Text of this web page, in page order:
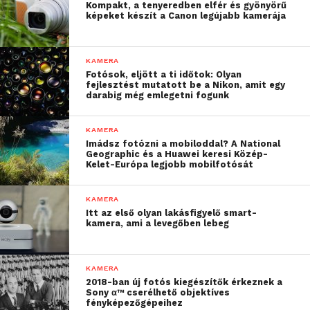
gyors mozgású objektumok esetén is.
A kompakt fényképezőgépek piacán először az
RX100 VII
tartalmazza a Valós idejű követés és a
Valós idejű Eye AF funkciókat. A Valós idejű követés a
Sony legújabb algoritmusán alapul, amely
mesterséges intelligencia alapú objektum
felismerésével teszi lehetővé a tárgyak pontos
megörökítését, akár az érintőpanel, akár a hátsó
kijelző segítségével. A Valós idejű Eye AF, a Sony
elismert technológiájának legújabb verziója, amely
szintén mesterséges intelligencia alapú objektum
felismerést alkalmaz, hogy valós időben felderítse és
feldolgozza a szemadatokat, ezáltal pontosabb, és
gyorsabb követési teljesítményre képes. AzEye AF
emberi és állativii témák esetén is segíti a fotóst,
hogy neki kizárólag a kompozícióra kell
fókuszálnia[xiv].
Kompakt, a tenyeredben elfér és gyönyörű
képeket készít a Canon legújabb kamerája
KAMERA
Fotósok, eljött a ti időtok: Olyan
fejlesztést mutatott be a Nikon, amit egy
darabig még emlegetni fogunk
KAMERA
Imádsz fotózni a mobiloddal? A National
Geographic és a Huawei keresi Közép-
Kelet-Európa legjobb mobilfotósát
KAMERA
Itt az első olyan lakásfigyelő smart-
kamera, ami a levegőben lebeg
KAMERA
2018-ban új fotós kiegészítők érkeznek a
Sony α™ cserélhető objektíves
fényképezőgépeihez